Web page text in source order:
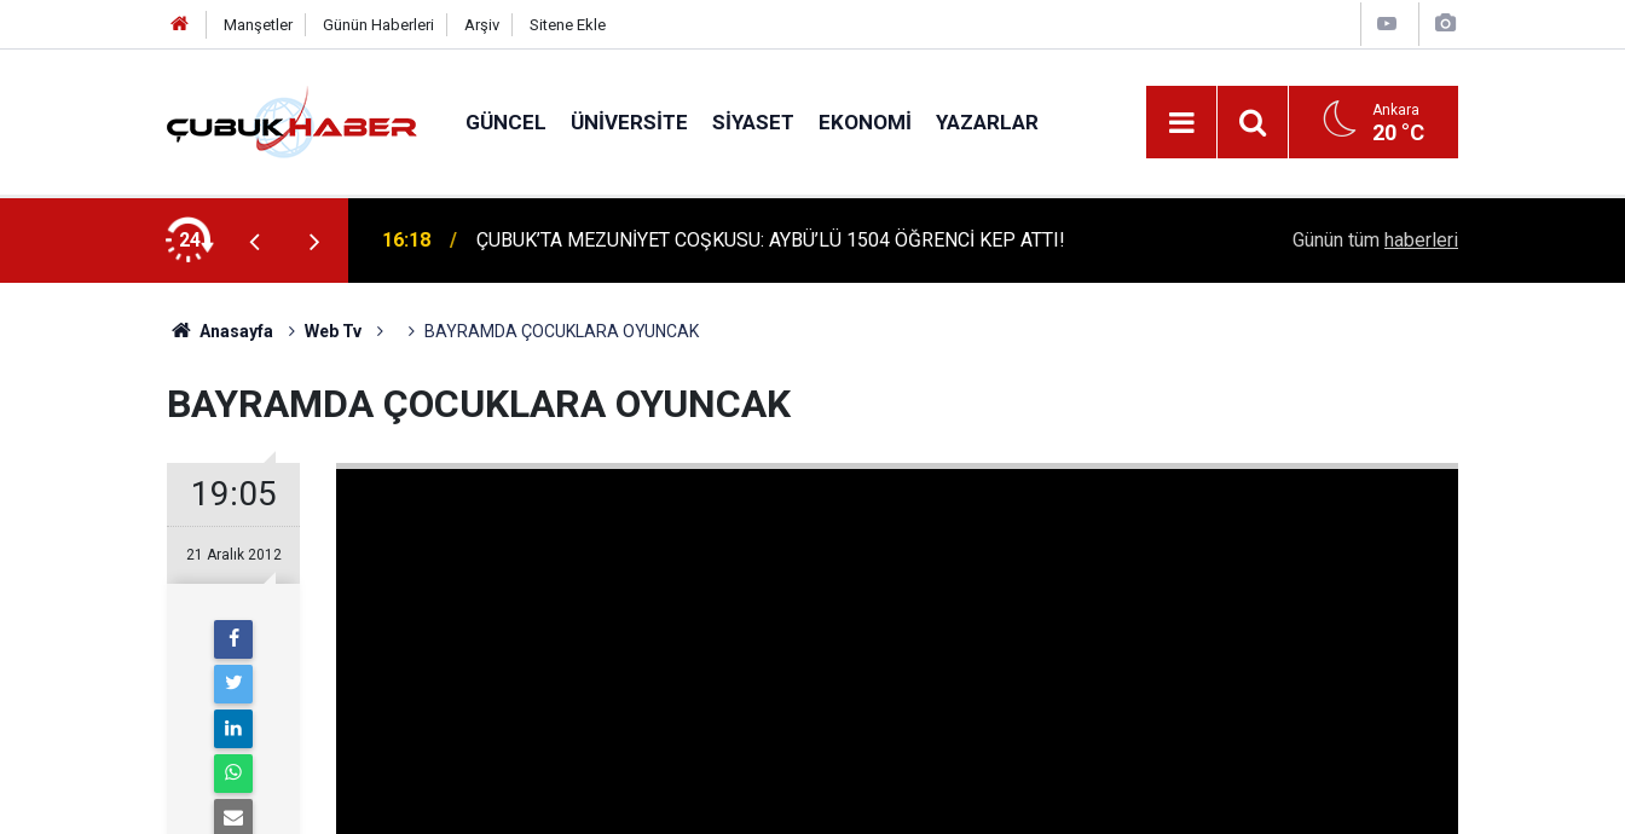
Manşetler Günün Haberleri Arşiv Sitene Ekle
GÜNCEL ÜNIVERSITE SIYASET EKONOMI YAZARLAR Ankara
20 °C
24 16:14
ÇUBUK'TA TARİHİ GÜN: PROTÜRK PLAZMA FRAKSİNASYON TESİSİ'NİN
TEMELİ ATILDI
Belli Oldu!
Günün tüm haberleri
Anasayfa Web Tv BAYRAMDA ÇOCUKLARA OYUNCAK
BAYRAMDA ÇOCUKLARA OYUNCAK
19:05
21 Aralık 2012